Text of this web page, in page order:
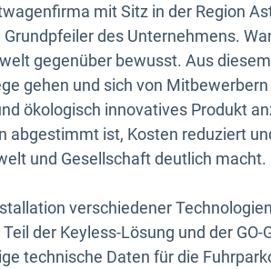
öffnenmit Sitz in der Region
des Unternehmens.
gegenüber bewusst. Aus
gehen und sich von
ökologisch innovatives Produkt
abgestimmt ist, Kosten reduziert
und Gesellschaft deutlich macht.
verschiedener
der Keyless-Lösung und der
technische Daten für die